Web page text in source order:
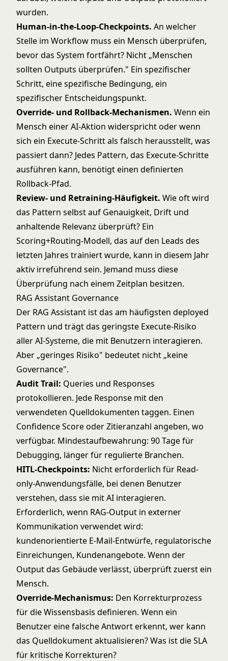
wurden.
Human-in-the-Loop-Checkpoints. An welcher
Stelle im Workflow muss ein Mensch überprüfen,
bevor das System fortfährt? Nicht „Menschen
sollten Outputs überprüfen." Ein spezifischer
Schritt, eine spezifische Bedingung, ein
spezifischer Entscheidungspunkt.
Override- und Rollback-Mechanismen. Wenn ein
Mensch einer AI-Aktion widerspricht oder wenn
sich ein Execute-Schritt als falsch herausstellt, was
passiert dann? Jedes Pattern, das Execute-Schritte
ausführen kann, benötigt einen definierten
Rollback-Pfad.
Review- und Retraining-Häufigkeit. Wie oft wird
das Pattern selbst auf Genauigkeit, Drift und
anhaltende Relevanz überprüft? Ein
Scoring+Routing-Modell, das auf den Leads des
letzten Jahres trainiert wurde, kann in diesem Jahr
aktiv irreführend sein. Jemand muss diese
Überprüfung nach einem Zeitplan besitzen.
RAG Assistant Governance
Der RAG Assistant ist das am häufigsten deployed
Pattern und trägt das geringste Execute-Risiko
aller AI-Systeme, die mit Benutzern interagieren.
Aber „geringes Risiko" bedeutet nicht „keine
Governance".
Audit Trail: Queries und Responses
protokollieren. Jede Response mit den
verwendeten Quelldokumenten taggen. Einen
Confidence Score oder Zitieranzahl angeben, wo
verfügbar. Mindestaufbewahrung: 90 Tage für
Debugging, länger für regulierte Branchen.
HITL-Checkpoints: Nicht erforderlich für Read-
only-Anwendungsfälle, bei denen Benutzer
verstehen, dass sie mit AI interagieren.
Erforderlich, wenn RAG-Output in externer
Kommunikation verwendet wird:
kundenorientierte E-Mail-Entwürfe, regulatorische
Einreichungen, Kundenangebote. Wenn der
Output das Gebäude verlässt, überprüft zuerst ein
Mensch.
Override-Mechanismus: Den Korrekturprozess
für die Wissensbasis definieren. Wenn ein
Benutzer eine falsche Antwort erkennt, wer kann
das Quelldokument aktualisieren? Was ist die SLA
für kritische Korrekturen?